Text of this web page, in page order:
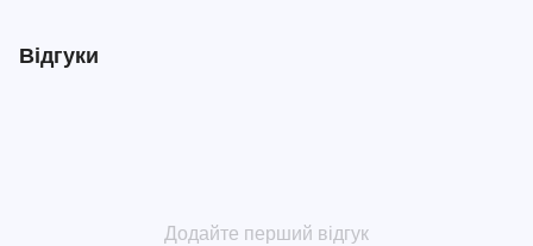
Відгуки
Додайте перший відгук